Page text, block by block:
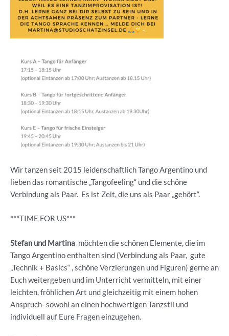
Wir tanzen seit 2015 leidenschaftlich Tango Argentino und
lieben das romantische „Tangofeeling“ und die schöne
Verbindung als Paar. Es ist Zeit, die uns als Paar „gehört“.
***TIME FOR US***
Stefan und Martina möchten die schönen Elemente, die im
Tango Argentino enthalten sind (Verbindung als Paar, gute
„Technik + Basics“ , schöne Verzierungen und Figuren) gerne an
Euch weitergeben und im Unterricht vermitteln, mit einer
leichten, fröhlichen Art und gleichzeitig mit einem hohen
Anspruch- sowohl an einen hochwertigen Tanzstil und
individuell auf Eure Fragen einzugehen.